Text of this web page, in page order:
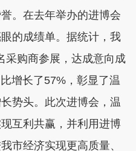
。在去年举办的进博会
的成绩单。据统计，我
采购商参展，达成意向成
增长了57%，彰显了温
势头。此次进博会，温
互利共赢，并利用进博
市经济实现更高质量、